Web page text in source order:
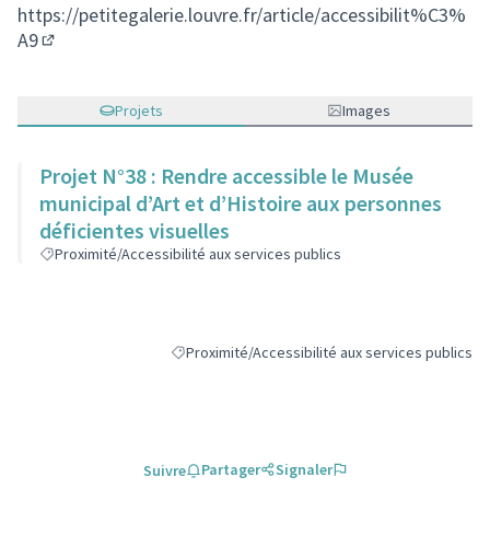
https://petitegalerie.louvre.fr/article/accessibilit%C3%
A9
Projets Images
Projet N°38 : Rendre accessible le Musée
municipal d’Art et d’Histoire aux personnes
déficientes visuelles
Proximité/Accessibilité aux services publics
Filtrer les résultats de la catégorie : Proximité/
Proximité/Accessibilité aux services publics
Suivre Partager Signaler